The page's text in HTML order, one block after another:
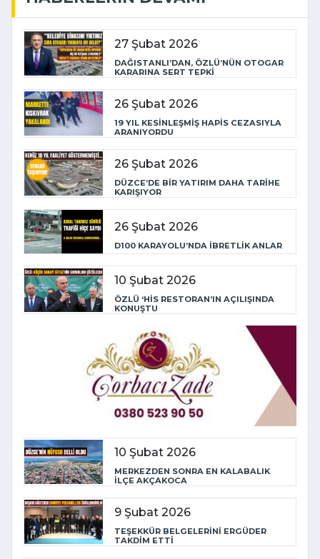
27 Şubat 2026
DAĞISTANLI’DAN, ÖZLÜ’NÜN OTOGAR
KARARINA SERT TEPKİ
26 Şubat 2026
19 YIL KESİNLEŞMİŞ HAPİS CEZASIYLA
ARANIYORDU
26 Şubat 2026
DÜZCE’DE BİR YATIRIM DAHA TARİHE
KARIŞIYOR
26 Şubat 2026
D100 KARAYOLU’NDA İBRETLİK ANLAR
10 Şubat 2026
ÖZLÜ ‘HİS RESTORAN’IN AÇILIŞINDA
KONUŞTU
10 Şubat 2026
MERKEZDEN SONRA EN KALABALIK
İLÇE AKÇAKOCA
9 Şubat 2026
TEŞEKKÜR BELGELERİNİ ERGÜDER
TAKDİM ETTİ